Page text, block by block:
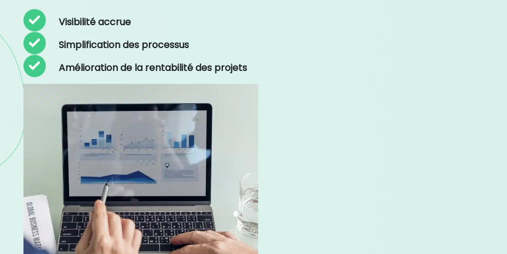
Visibilité accrue
Simplification des processus
Amélioration de la rentabilité des projets